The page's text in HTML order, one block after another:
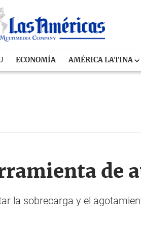
ECONOMÍA AMÉRICA LATINA
de
la sobrecarga y el